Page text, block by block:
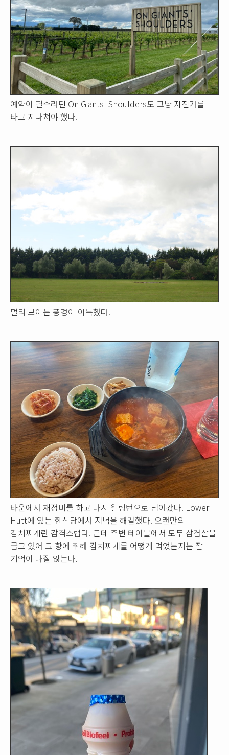
예약이 필수라던 On Giants' Shoulders도 그냥 자전거를
타고 지나쳐야 했다.
멀리 보이는 풍경이 아득했다.
타운에서 재정비를 하고 다시 웰링턴으로 넘어갔다. Lower
Hutt에 있는 한식당에서 저녁을 해결했다. 오랜만의
김치찌개란 감격스럽다. 근데 주변 테이블에서 모두 삼겹살을
굽고 있어 그 향에 취해 김치찌개를 어떻게 먹었는지는 잘
기억이 나질 않는다.